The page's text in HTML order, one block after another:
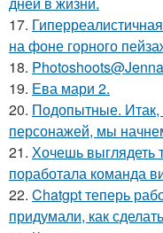
17.
на фоне горного
18.
19. Ева мари 2.
20. Подопытные. Итак,
персонажей, мы
21. Хочешь выглядеть
поработала команда
22. Chatgpt теперь
придумали, как